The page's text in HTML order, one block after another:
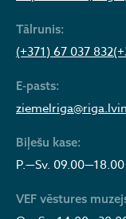
Tālrunis:
(+371) 67 037 832
E-pasts:
ziemelriga@riga.lv
Biļešu kase:
P.—Sv.
VEF vēstures